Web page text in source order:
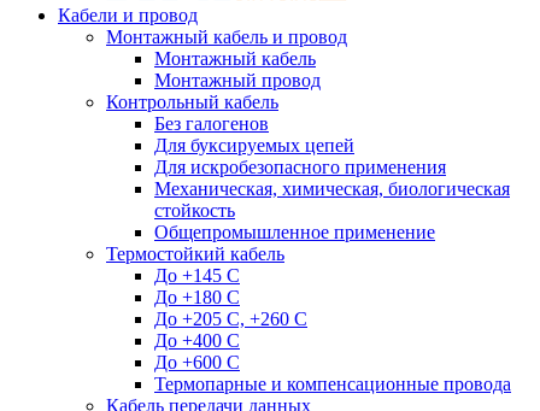
Кабели и провод
Монтажный кабель и провод
Монтажный кабель
Монтажный провод
Контрольный кабель
Без галогенов
Для буксируемых цепей
Для искробезопасного применения
Механическая, химическая, биологическая
стойкость
Общепромышленное применение
Термостойкий кабель
До +145 С
До +180 C
До +205 С, +260 С
До +400 C
До +600 С
Термопарные и компенсационные провода
Кабель передачи данных